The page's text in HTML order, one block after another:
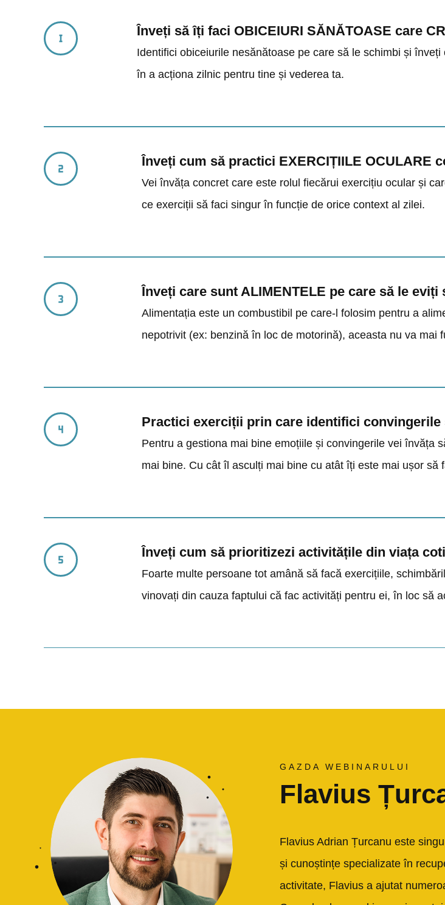
Înveți să îți faci OBICEIURI SĂNĂTOASE care
Identifici obiceiurile nesănătoase pe care să le schimbi și
în a acționa zilnic pentru tine și vederea ta.
Înveți cum să practici EXERCIȚIILE OCULARE
Vei învăța concret care este rolul fiecărui exercițiu ocular și
ce exerciții să faci singur în funcție de orice context al zilei.
Înveți care sunt ALIMENTELE pe care să le
Alimentația este un combustibil pe care-l folosim pentru a
nepotrivit (ex: benzină în loc de motorină), aceasta nu va mai
Practici exerciții prin care identifici convingerile
Pentru a gestiona mai bine emoțiile și convingerile vei învăța
mai bine. Cu cât îl asculți mai bine cu atât îți este mai ușor să
Înveți cum să prioritizezi activitățile din viața
Foarte multe persoane tot amână să facă exercițiile,
vinovați din cauza faptului că fac activități pentru ei, în loc să
GAZDA WEBINARULUI
Flavius
Flavius Adrian Țurcanu este
și cunoștințe specializate în
activitate, Flavius a ajutat